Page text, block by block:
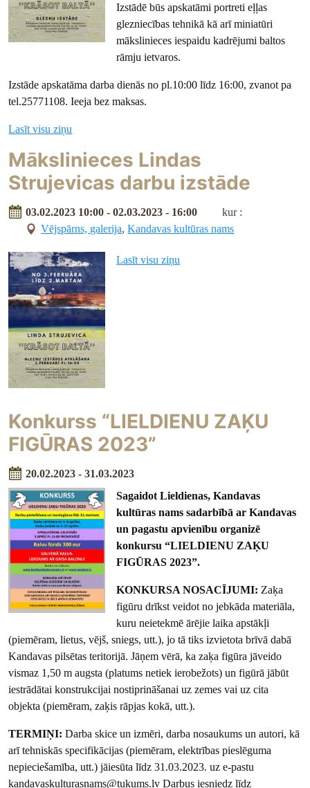
Izstādē būs apskatāmi portreti eļļas
glezniecības tehnikā kā arī miniatūri
mākslinieces iespaidu kadrējumi baltos
rāmju ietvaros.
Izstāde apskatāma darba dienās no pl.10:00 līdz 16:00, zvanot pa
tel.25771108. Ieeja bez maksas.
Lasīt visu ziņu
Mākslinieces Lindas
Strujevicas darbu izstāde
03.02.2023 10:00 - 02.03.2023 - 16:00
kur :
Vējspārns, galerija,Kandavas kultūras nams
Lasīt visu ziņu
Konkurss “LIELDIENU ZAĶU
FIGŪRAS 2023”
20.02.2023 - 31.03.2023
Sagaidot Lieldienas, Kandavas
kultūras nams sadarbībā ar Kandavas
un pagastu apvienību organizē
konkursu “LIELDIENU ZAĶU
FIGŪRAS 2023”.
KONKURSA NOSACĪJUMI: Zaķa
figūru drīkst veidot no jebkāda materiāla,
kuru neietekmē ārējie laika apstākļi
(piemēram, lietus, vējš, sniegs, utt.), jo tā tiks izvietota brīvā dabā
Kandavas pilsētas teritorijā. Jāņem vērā, ka zaķa figūra jāveido
vismaz 1,50 m augsta (platums netiek ierobežots) un figūrā jābūt
iestrādātai konstrukcijai nostiprināšanai uz zemes vai uz cita
objekta (piemēram, zaķis rāpjas kokā, utt.).
TERMIŅI: Darba skice un izmēri, darba nosaukums un autori, kā
arī tehniskās specifikācijas (piemēram, elektrības pieslēguma
nepieciešamība, utt.) jāiesūta līdz 31.03.2023. uz e-pastu
kandavaskulturasnams@tukums.lv Darbus iesniedz līdz